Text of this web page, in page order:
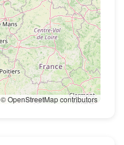
© OpenStreetMap contributors